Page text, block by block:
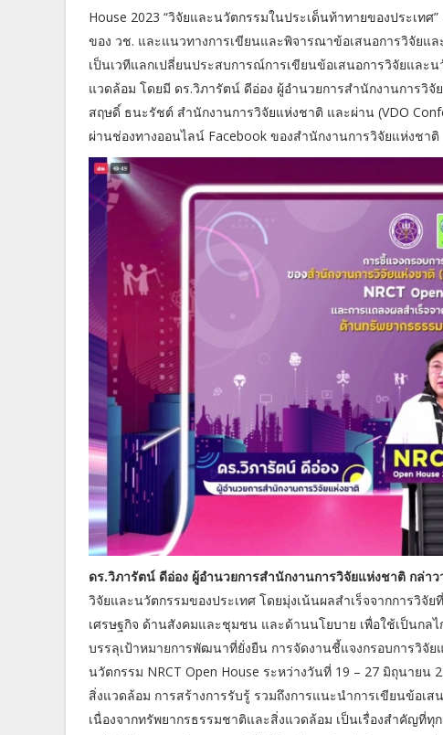
House 2023 “วิจัยและนวัตกรรมในประเด็นท้าทายของประเท
ของ วช. และแนวทางการเขียนและพิจารณาข้อเสนอการวิจัยแ
เป็นเวทีแลกเปลี่ยนประสบการณ์การเขียนข้อเสนอการวิจัยแล
แวดล้อม โดยมี ดร.วิภารัตน์ ดีอ่อง ผู้อำนวยการสำนักงานการวิ
สฤษดิ์ ธนะรัชต์ สำนักงานการวิจัยแห่งชาติ และผ่าน (VDO
ผ่านช่องทางออนไลน์ Facebook ของสำนักงานการวิจัยแห่งชาติ
ดร.วิภารัตน์ ดีอ่อง ผู้อำนวยการสำนักงานการวิจัยแห่งชาติ กล่าว
วิจัยและนวัตกรรมของประเทศ โดยมุ่งเน้นผลสำเร็จจากการวิ
เศรษฐกิจ ด้านสังคมและชุมชน และด้านนโยบาย เพื่อใช้เป็นก
บรรลุเป้าหมายการพัฒนาที่ยั่งยืน การจัดงานชี้แจงกรอบการวิจั
นวัตกรรม NRCT Open House ระหว่างวันที่ 19 – 27 มิถุนาย
สิ่งแวดล้อม การสร้างการรับรู้ รวมถึงการแนะนำการเขียนข้อเ
เนื่องจากทรัพยากรธรรมชาติและสิ่งแวดล้อม เป็นเรื่องสำคัญที่ทุ